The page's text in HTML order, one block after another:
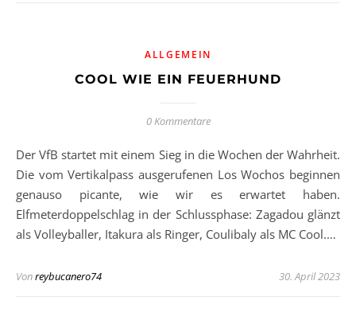
ALLGEMEIN
COOL WIE EIN FEUERHUND
0 Kommentare
Der VfB startet mit einem Sieg in die Wochen der Wahrheit.
Die vom Vertikalpass ausgerufenen Los Wochos beginnen
genauso picante, wie wir es erwartet haben.
Elfmeterdoppelschlag in der Schlussphase: Zagadou glänzt
als Volleyballer, Itakura als Ringer, Coulibaly als MC Cool.…
Vonreybucanero74 30. April 2023